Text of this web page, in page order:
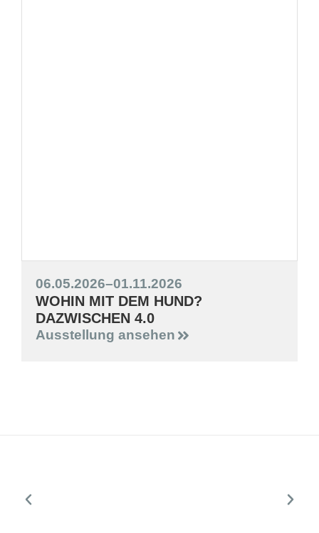
06.05.2026–01.11.2026
WOHIN MIT DEM HUND?
DAZWISCHEN 4.0
Ausstellung ansehen